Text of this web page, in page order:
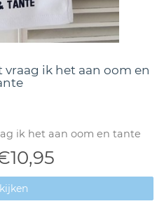
vraag ik het aan oom en
ik het aan oom en tante